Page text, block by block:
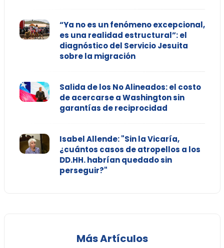
“Ya no es un fenómeno excepcional,
es una realidad estructural”: el
diagnóstico del Servicio Jesuita
sobre la migración
Salida de los No Alineados: el costo
de acercarse a Washington sin
garantías de reciprocidad
Isabel Allende: "Sin la Vicaría,
¿cuántos casos de atropellos a los
DD.HH. habrían quedado sin
perseguir?"
Más Artículos